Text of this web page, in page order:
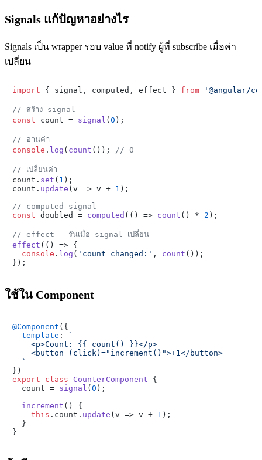
Signals แก้ปัญหาอย่างไร
Signals เป็น wrapper รอบ value ที่ notify ผู้ที่ subscribe เมื่อค่า
เปลี่ยน
import { signal, computed, effect } from '@angular/
// สร้าง signal
const count = signal ( 0 );
// อ่านค่า
console . log ( count ()); // 0
// เปลี่ยนค่า
count. set ( 1 );
count. update ( v => v + 1 );
// computed signal
const doubled = computed ( () => count () * 2 );
// effect - รันเมื่อ signal เปลี่ยน
effect ( () => {
console . log ( 'count changed:' , count ());
ใช้ใน Component
@Component ({
template :
`
    <p>Count: {{ count() }}</p>
    <button (click)="increment()">+1</button>
  `
export
class CounterComponent {
  count =
signal ( 0 );
increment ( ) {
this . count . update ( v => v + 1 );
  }